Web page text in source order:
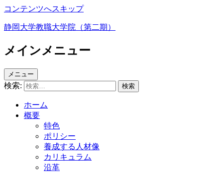
コンテンツへスキップ
静岡大学教職大学院（第二期）
メインメニュー
メニュー
検索:
ホーム
概要
特色
ポリシー
養成する人材像
カリキュラム
沿革